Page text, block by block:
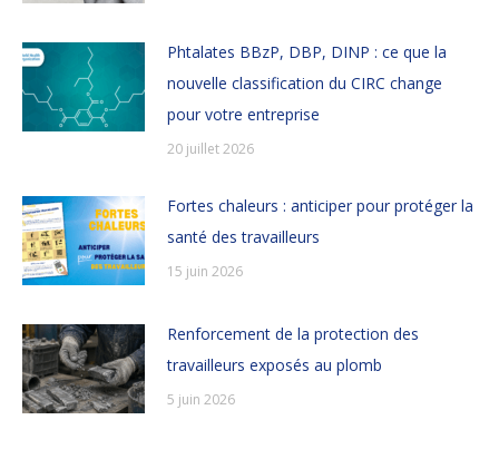
Phtalates BBzP, DBP, DINP : ce que la
nouvelle classification du CIRC change
pour votre entreprise
20 juillet 2026
Fortes chaleurs : anticiper pour protéger la
santé des travailleurs
15 juin 2026
Renforcement de la protection des
travailleurs exposés au plomb
5 juin 2026